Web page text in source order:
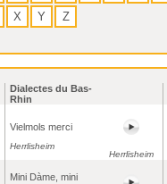
X Y Z
Dialectes du Bas-
Rhin
Vielmols merci
Herrlisheim
Herrlisheim
Mini Dàme, mini